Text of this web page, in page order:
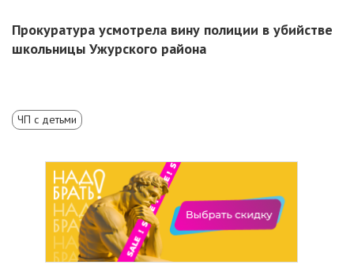
Прокуратура усмотрела вину полиции в убийстве
школьницы Ужурского района
ЧП с детьми